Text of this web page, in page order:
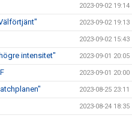
2023-09-02 19:14
2023-09-02 19:13
2023-09-02 15:43
intensitet" 2023-09-01 20:05
2023-09-01 20:00
2023-08-25 23:11
2023-08-24 18:35